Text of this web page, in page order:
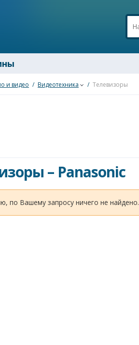
и видео / Видеотехника / Телевизоры
– Panasonic
по Вашему запросу ничего не найдено.